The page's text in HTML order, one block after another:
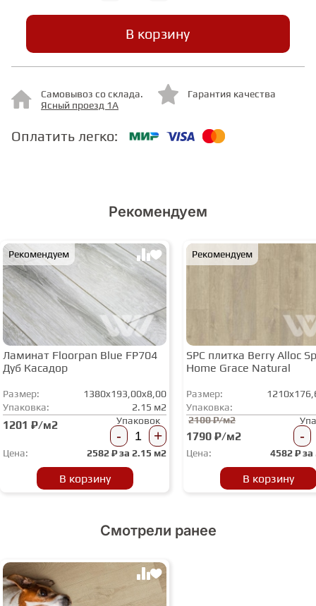
ФАНЕРА
МИНЕРАЛЬНО-КАМЕННЫЙ
ЛАМИНАТ MSPC
В корзину
Самовывоз со склада.
Ясный проезд 1А
Гарантия качества
Оплатить легко:
Рекомендуем
Рекомендуем
Ламинат Floorpan Blue FP704
Дуб Касадор
Размер:
1380x193,00x8,00
Упаковка:
2.15 м2
1201 ₽/м2 Упаковок
- +
Цена: 2582₽ за 2.15 м2
В корзину
Рекомендуем
SPC плитка Berry Alloc
Home Grace Natural
Размер:
Упаковка:
2100 ₽/м2
1790 ₽/м2 -
Цена: 4582₽ за
В корзину
Смотрели ранее